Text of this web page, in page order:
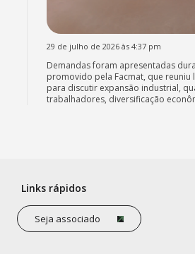
29 de julho de 2026 às 4:37 pm
Demandas foram apresentadas
promovido pela Facmat, que reuniu
para discutir expansão industrial,
trabalhadores, diversificação
Links rápidos
Seja associado